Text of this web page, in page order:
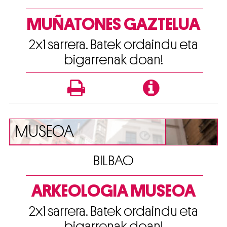
MUÑATONES GAZTELUA
2x1 sarrera. Batek ordaindu eta
bigarrenak doan!
MUSEOA
BILBAO
ARKEOLOGIA MUSEOA
2x1 sarrera. Batek ordaindu eta